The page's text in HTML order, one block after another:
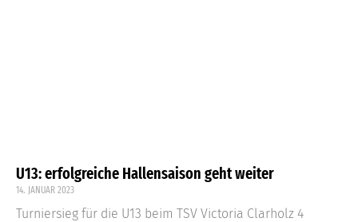
U13: erfolgreiche Hallensaison geht weiter
14. JANUAR 2023
Turniersieg für die U13 beim TSV Victoria Clarholz 4